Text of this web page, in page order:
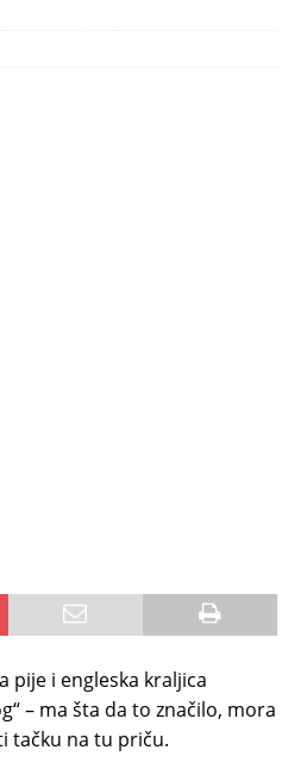
pije i engleska kraljica
– ma šta da to značilo, mora
tačku na tu priču.